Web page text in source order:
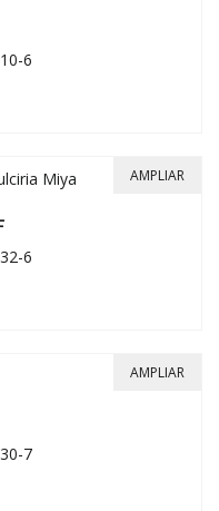
6
Miya
6
AMPLIAR
7
AMPLIAR